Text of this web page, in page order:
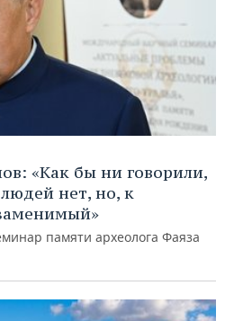
«Как бы ни говорили,
нет, но, к
памяти археолога Фаяза